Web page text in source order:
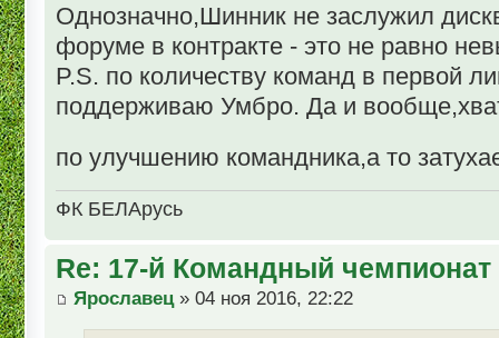
Однозначно,Шинник не заслужил
форуме в контракте - это не равно
P.S. по количеству команд в первой
поддерживаю Умбро. Да и
по улучшению командника,а то
ФК БЕЛАрусь
Re: 17-й Командный чемпионат
Ярославец» 04 ноя 2016, 22:22